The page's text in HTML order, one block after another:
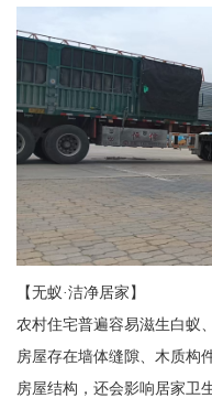
【无蚁·洁净居家】
农村住宅普遍容易滋生白蚁
房屋存在墙体缝隙、木质构
房屋结构，还会影响居家卫